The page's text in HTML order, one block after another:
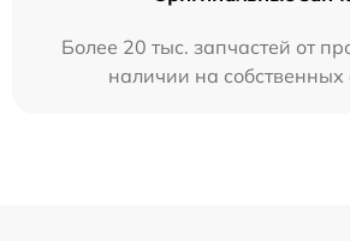
Более 20 тыс. запчастей от
наличии на собственных